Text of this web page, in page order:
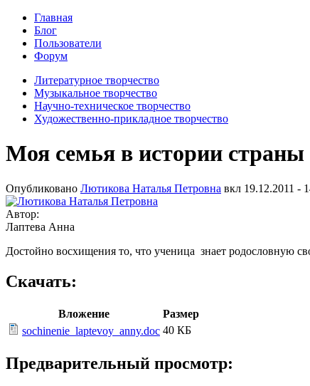
Главная
Блог
Пользователи
Форум
Литературное творчество
Музыкальное творчество
Научно-техническое творчество
Художественно-прикладное творчество
Моя семья в истории страны
Опубликовано Лютикова Наталья Петровна вкл 19.12.2011 -
Автор:
Лаптева Анна
Достойно восхищения то, что ученица знает родословную
Скачать:
Вложение
Размер
sochinenie_laptevoy_anny.doc 40 КБ
Предварительный просмотр: